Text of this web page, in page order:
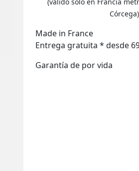
Córcega)
Made in France
Entrega gratuita * desde
Garantía de por vida